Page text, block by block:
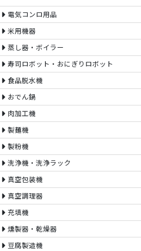
電気コンロ用品
米用機器
蒸し器・ボイラー
寿司ロボット・おにぎりロボット
食品脱水機
おでん鍋
肉加工機
製麺機
製粉機
洗浄機・洗浄ラック
真空包装機
真空調理器
充填機
燻製器・乾燥器
豆腐製造機